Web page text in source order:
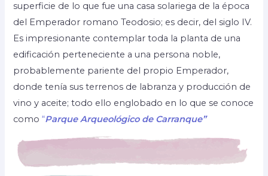
superficie de lo que fue una casa solariega de la época
del Emperador romano Teodosio; es decir, del siglo IV.
Es impresionante contemplar toda la planta de una
edificación perteneciente a una persona noble,
probablemente pariente del propio Emperador,
donde tenía sus terrenos de labranza y producción de
vino y aceite; todo ello englobado en lo que se conoce
como “Parque Arqueológico de Carranque”